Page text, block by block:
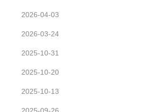
2026-04-03
2026-03-24
2025-10-31
2025-10-20
2025-10-13